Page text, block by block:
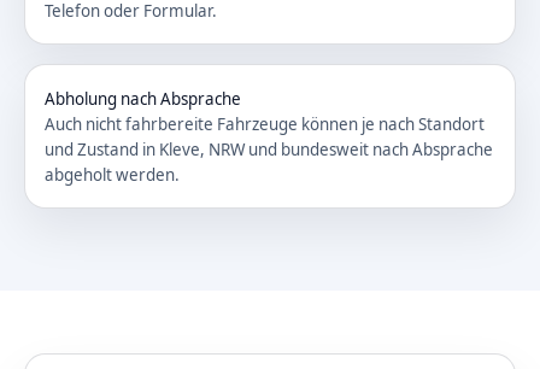
Telefon oder Formular.
Abholung nach Absprache
Auch nicht fahrbereite Fahrzeuge können je nach Standort
und Zustand in Kleve, NRW und bundesweit nach Absprache
abgeholt werden.